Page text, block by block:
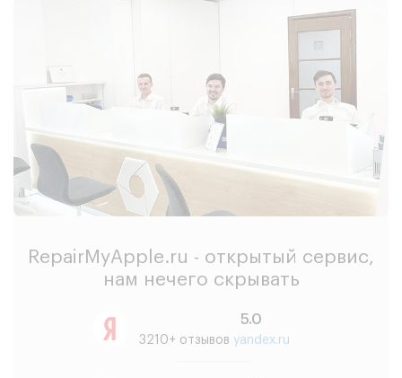
RepairMyApple.ru - открытый сервис,
нам нечего скрывать
5.0
3210+ отзывов yandex.ru